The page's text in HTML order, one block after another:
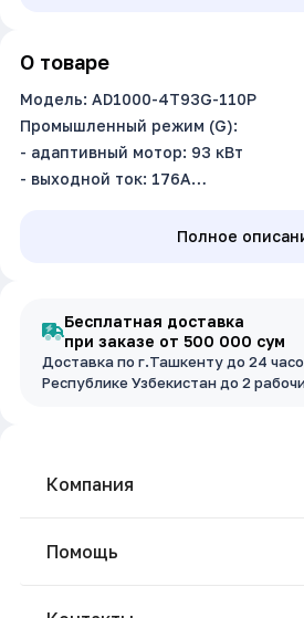
О товаре
Модель: AD1000-4T93G-110P
Промышленный режим (G):
- адаптивный мотор: 93 кВт
- выходной ток: 176А
- адаптивный мотор: 110 кВт
Масса: 36 кг
Полное
Бесплатная доставка
при заказе от 500 000 сум
Доставка по г.Ташкенту до 24
Республике Узбекистан до 2
Компания
Помощь